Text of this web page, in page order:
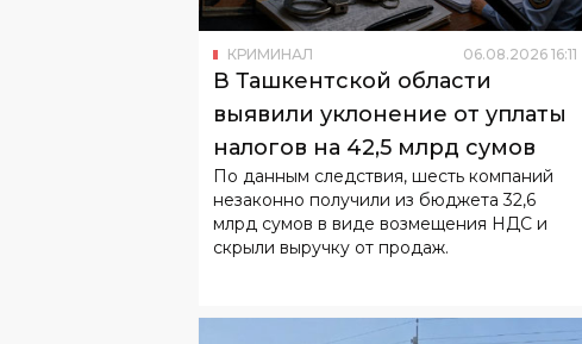
КРИМИНАЛ 06.08.2026 16:11
В Ташкентской области
выявили уклонение от уплаты
налогов на 42,5 млрд сумов
По данным следствия, шесть компаний
незаконно получили из бюджета 32,6
млрд сумов в виде возмещения НДС и
скрыли выручку от продаж.